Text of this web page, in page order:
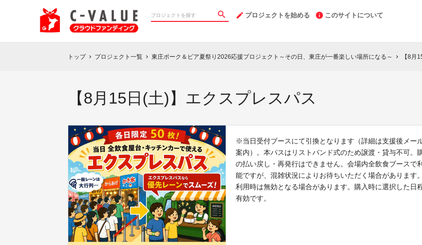
プロジェクトを始める このサイトについて
トップ chevron_right プロジェクト一覧 chevron_right 東庄ポーク＆ビア夏祭り2026応援プロジェクト～その日、東庄が一番楽しい場所になる～ chevron_right 【8月
【8月15日(土)】エクスプレスパス
※当日受付ブースにて引換となります（詳細は支援後メー
案内）。本パスはリストバンド式のため譲渡・貸与不可。
の払い戻し・再発行はできません。会場内全飲食ブースで
能ですが、混雑状況によりお待ちいただく場合があります
利用時は無効となる場合があります。購入時に選択した日
有効です。